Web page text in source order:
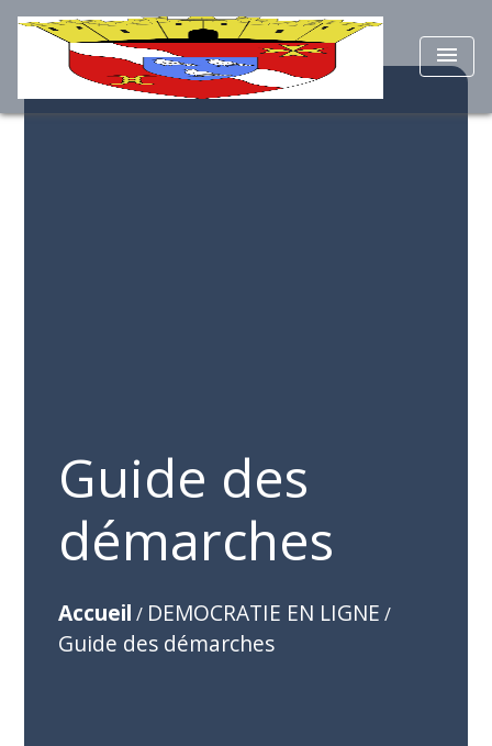
menu
Guide des
démarches
Accueil / DEMOCRATIE EN LIGNE /
Guide des démarches